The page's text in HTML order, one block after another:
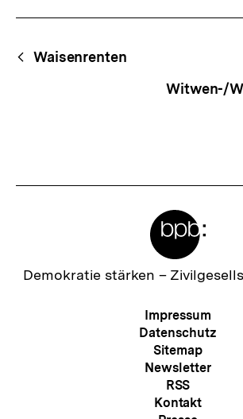
Begriffsnavigation
Content-
Navigation
Waisenrenten
Witwen-/
Zur
Demokratie stärken –
Meta-
Navigation
Impressum
Datenschutz
Sitemap
Newsletter
RSS
Kontakt